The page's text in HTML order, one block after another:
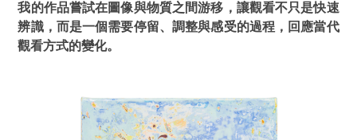
我的作品嘗試在圖像與物質之間游移，讓觀看不只是快速
辨識，而是一個需要停留、調整與感受的過程，回應當代
觀看方式的變化。